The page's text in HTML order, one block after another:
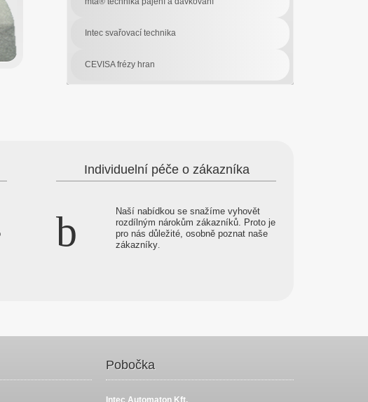
Intec svařovací technika
CEVISA frézy hran
Individuelní péče o zákazníka
Naší nabídkou se snažíme vyhovět
rozdílným nárokům zákazníků. Proto je
pro nás důležité, osobně poznat naše
zákazníky.
Pobočka
Intec Automaton Kft.